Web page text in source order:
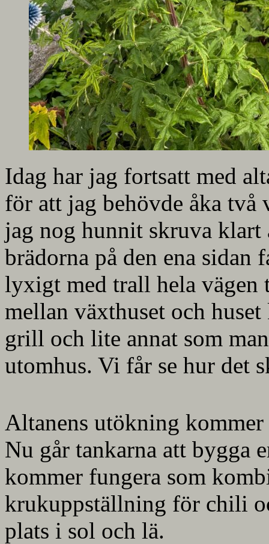
Idag har jag fortsatt med
för att jag behövde åka två
jag nog hunnit skruva klart
brädorna på den ena sidan
lyxigt med trall hela
mellan växthuset och
grill och lite annat som
utomhus. Vi får se hur det
Altanens utökning
Nu går tankarna att bygga
kommer fungera som
krukuppställning för chili
plats i sol och lä.